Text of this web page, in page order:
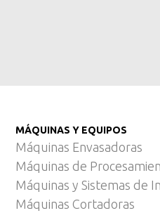
MÁQUINAS Y EQUIPOS
Máquinas Envasadoras
Máquinas de
Máquinas y Sistemas de
Máquinas Cortadoras